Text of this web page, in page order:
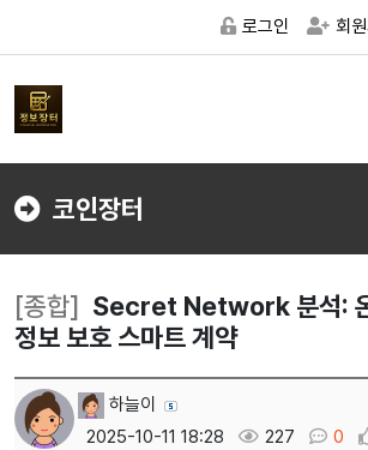
로그인 회
코인장터
[종합] Secret Network 분석:
정보 보호 스마트 계약
하늘이
2025-10-11 18:28
227 0